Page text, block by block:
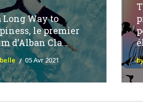
Long Way to
le premier
d’Alban Cla...
05 Avr 2021